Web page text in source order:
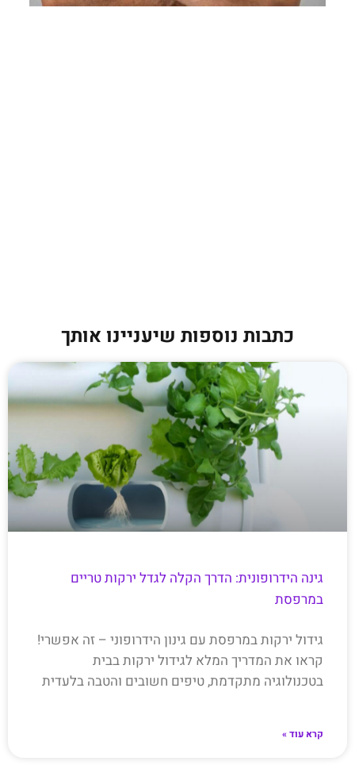
כתבות נוספות שיעניינו אותך
גינה הידרופונית: הדרך הקלה לגדל ירקות טריים
במרפסת
גידול ירקות במרפסת עם גינון הידרופוני – זה אפשרי!
קראו את המדריך המלא לגידול ירקות בבית
בטכנולוגיה מתקדמת, טיפים חשובים והטבה בלעדית
קרא עוד »